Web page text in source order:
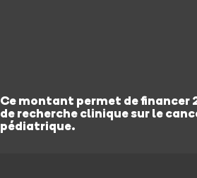
Ce montant permet de financer
de recherche clinique sur le
pédiatrique.